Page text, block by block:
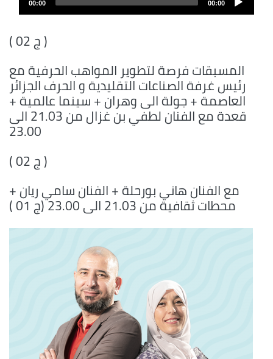
00:00
00:00
( ج 02 )
المسبقات فرصة لتطوير المواهب الحرفية مع
رئيس غرفة الصناعات التقليدية و الحرف الجزائر
العاصمة + جولة الى وهران + سينما عالمية +
قعدة مع الفنان لطفي بن غزال من 21.03 الى
23.00
( ج 02 )
مع الفنان هاني بورحلة + الفنان سامي ريان +
محطات ثقافية من 21.03 الى 23.00 (ج 01 )